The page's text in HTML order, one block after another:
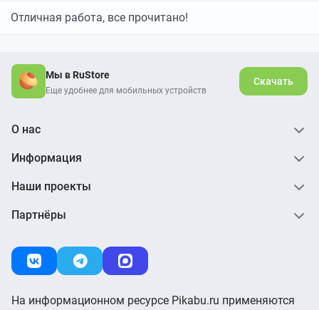
Отличная работа, все прочитано!
Мы в RuStore
Еще удобнее для мобильных устройств
Скачать
О нас
Информация
Наши проекты
Партнёры
На информационном ресурсе Pikabu.ru применяются